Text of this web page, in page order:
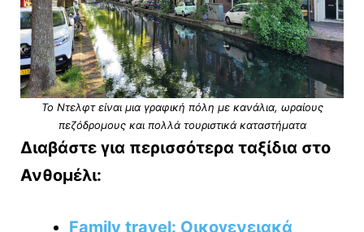
Το Ντελφτ είναι μια γραφική πόλη με κανάλια, ωραίους
πεζόδρομους και πολλά τουριστικά καταστήματα
Διαβάστε για περισσότερα ταξίδια στο
Ανθομέλι:
Family travel: Οικογενειακά